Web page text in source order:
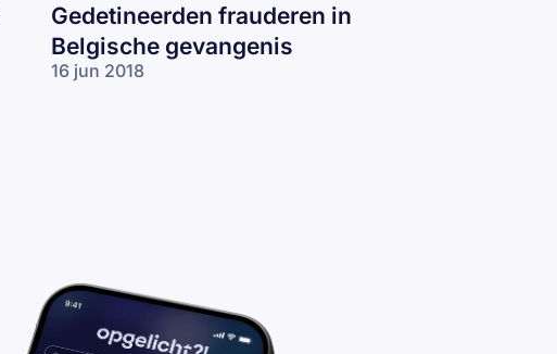
Gedetineerden frauderen in
Belgische gevangenis
16 jun 2018